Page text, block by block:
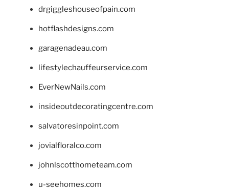
drgiggleshouseofpain.com
hotflashdesigns.com
garagenadeau.com
lifestylechauffeurservice.com
EverNewNails.com
insideoutdecoratingcentre.com
salvatoresinpoint.com
jovialfloralco.com
johnlscotthometeam.com
u-seehomes.com